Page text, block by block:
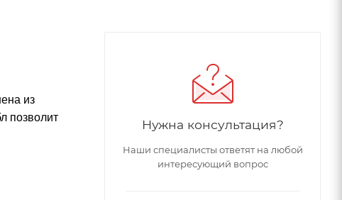
из
позволит
Нужна консультация?
Наши специалисты ответят на любой
интересующий вопрос